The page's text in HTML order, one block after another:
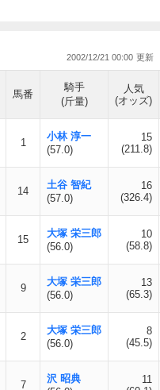
2002/12/21 00:00
馬番
騎手
(斤量)
人気
(オッズ)
1
小林 淳一
(57.0)
15
(211.8)
14
土谷 智紀
(57.0)
16
(326.4)
15
大塚 栄三郎
(56.0)
10
(58.8)
9
大塚 栄三郎
(56.0)
13
(65.3)
2
大塚 栄三郎
(56.0)
8
(45.5)
7
沢 昭典
11